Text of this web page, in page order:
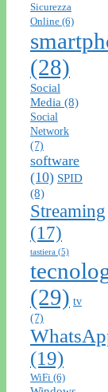
Sicurezza
Online (6)
(28)
Social
Media (8)
Social
Network
(7)
software
(10) SPID
(8)
Streaming
(17)
tastiera (5)
(29) tv
(7)
(19)
WiFi (6)